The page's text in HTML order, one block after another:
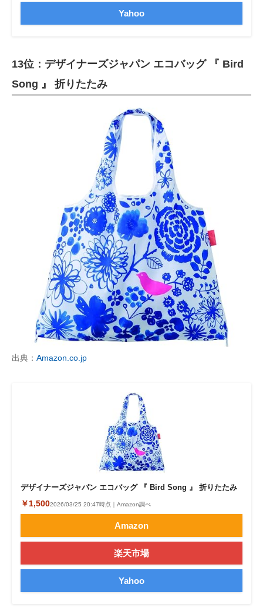
Yahoo
13位：デザイナーズジャパン エコバッグ 『 Bird
Song 』 折りたたみ
出典： Amazon.co.jp
デザイナーズジャパン エコバッグ 『 Bird Song 』 折りたたみ
￥1,5002026/03/25 20:47時点｜Amazon調べ
Amazon
楽天市場
Yahoo